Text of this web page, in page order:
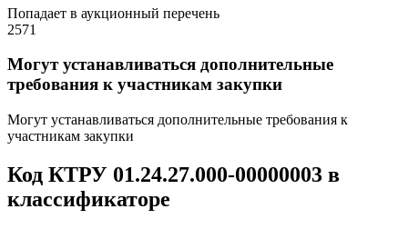
Попадает в аукционный перечень
2571
Могут устанавливаться дополнительные
требования к участникам закупки
Могут устанавливаться дополнительные требования к
участникам закупки
Код КТРУ 01.24.27.000-00000003 в
классификаторе